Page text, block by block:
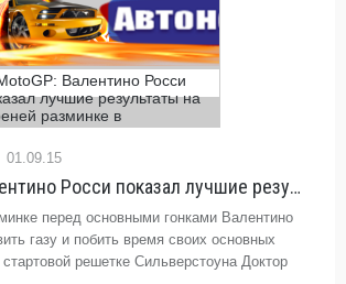
01.09.15
MotoGP: Валентино Росси показал лучшие результаты на утреней разминке в
перед основными гонками Валентино
газу и побить время своих основных
решетке Сильверстоуна Доктор